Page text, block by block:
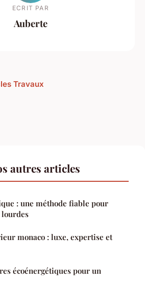
ECRIT PAR
Auberte
Travaux
autres articles
: une méthode fiable pour
lourdes
monaco : luxe, expertise et
écoénergétiques pour un